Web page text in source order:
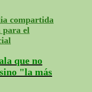
compartida
para el
que no
"la más